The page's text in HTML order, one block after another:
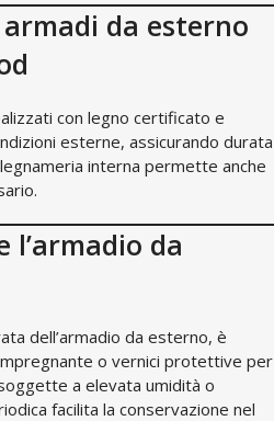
da esterno
con legno certificato e
esterne, assicurando durata
interna permette anche
l’armadio da
dell’armadio da esterno, è
o vernici protettive per
a elevata umidità o
facilita la conservazione nel